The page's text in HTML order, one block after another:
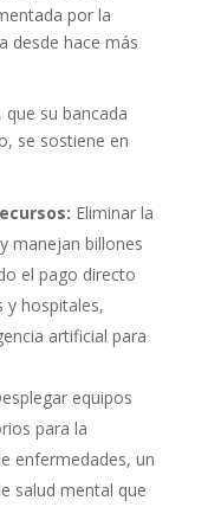
por la
desde hace más
su bancada
se sostiene en
Eliminar la
manejan billones
el pago directo
y hospitales,
artificial para
equipos
para la
enfermedades, un
salud mental que